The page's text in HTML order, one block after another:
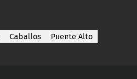
Caballos Puente Alto